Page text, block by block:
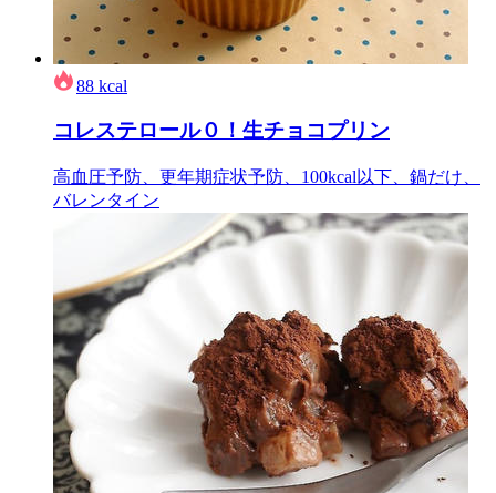
88 kcal
コレステロール０！生チョコプリン
高血圧予防、更年期症状予防、100kcal以下、鍋だけ、
バレンタイン